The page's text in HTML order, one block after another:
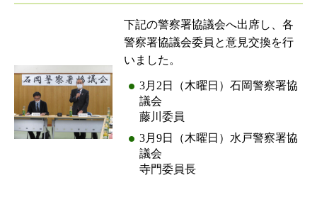
下記の警察署協議会へ出席し、各
警察署協議会委員と意見交換を行
いました。
3月2日（木曜日）石岡警察署協
議会
藤川委員
3月9日（木曜日）水戸警察署協
議会
寺門委員長